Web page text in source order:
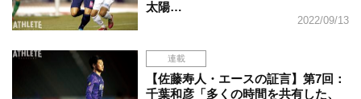
太陽…
2022/09/13
連載
【佐藤寿人・エースの証言】第7回：
千葉和彦「多くの時間を共有した、